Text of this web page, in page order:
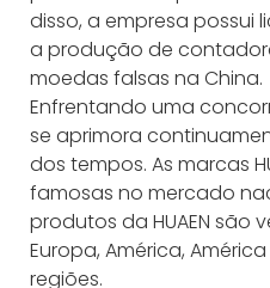
disso, a empresa possui
a produção de
moedas falsas na China.
Enfrentando uma
se aprimora
dos tempos. As marcas
famosas no mercado
produtos da HUAEN são
Europa, América,
regiões.